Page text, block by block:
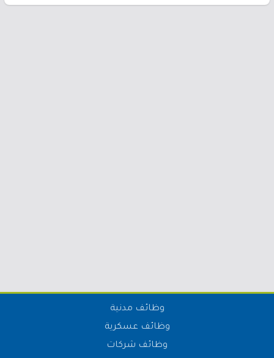
وظائف مدنية
وظائف عسكرية
وظائف شركات